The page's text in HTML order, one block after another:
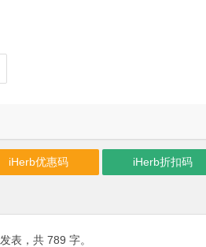
iHerb优惠码 iHerb折扣码
发表，共 789 字。